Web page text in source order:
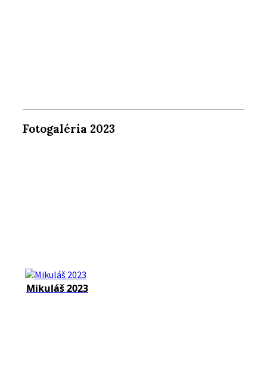
Fotogaléria 2023
Mikuláš 2023